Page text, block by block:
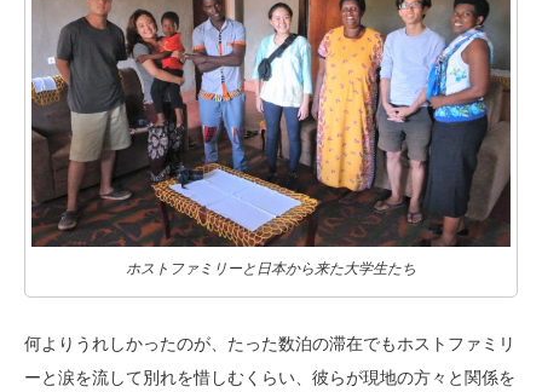
ホストファミリーと日本から来た大学生たち
何よりうれしかったのが、たった数泊の滞在でもホストファミリ
ーと涙を流して別れを惜しむくらい、彼らが現地の方々と関係を